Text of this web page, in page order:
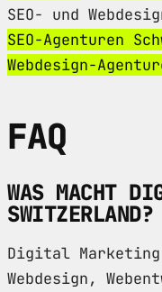
SEO- und
SEO-Agenturen
Webdesign-
FAQ
WAS MACHT
SWITZERLAND?
Digital
Webdesign,